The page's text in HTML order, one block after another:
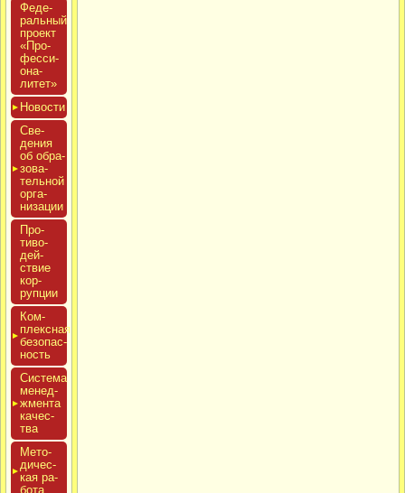
Феде­
раль­ный
про­ект
«Про­
фес­си­
она­
литет»
Новос­ти
Све­
дения
об об­ра­
зова­
тель­ной
ор­га­
низа­ции
Про­
тиво­
дей­
ствие
кор­
рупции
Ком­
плексная
бе­зопас­
ность
Сис­те­ма
ме­нед­
жмен­та
ка­чес­
тва
Мето­
дичес­
кая ра­
бота